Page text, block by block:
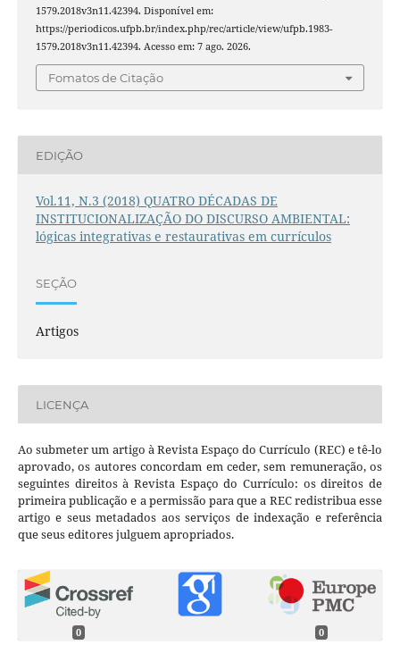
1579.2018v3n11.42394. Disponível em:
https://periodicos.ufpb.br/index.php/rec/article/view/ufpb.1983-
1579.2018v3n11.42394. Acesso em: 7 ago. 2026.
Fomatos de Citação
EDIÇÃO
Vol.11, N.3 (2018) QUATRO DÉCADAS DE
INSTITUCIONALIZAÇÃO DO DISCURSO AMBIENTAL:
lógicas integrativas e restaurativas em currículos
SEÇÃO
Artigos
LICENÇA
Ao submeter um artigo à Revista Espaço do Currículo (REC) e tê-lo
aprovado, os autores concordam em ceder, sem remuneração, os
seguintes direitos à Revista Espaço do Currículo: os direitos de
primeira publicação e a permissão para que a REC redistribua esse
artigo e seus metadados aos serviços de indexação e referência
que seus editores julguem apropriados.
0 0